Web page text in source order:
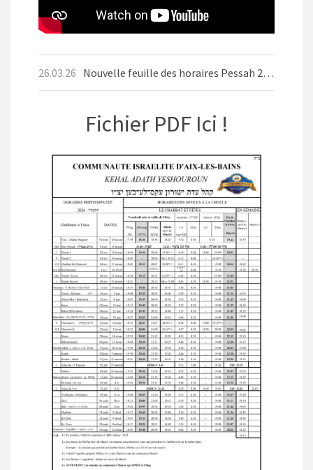
26.03.26 Nouvelle feuille des horaires Pessah 2026
Fichier PDF Ici !